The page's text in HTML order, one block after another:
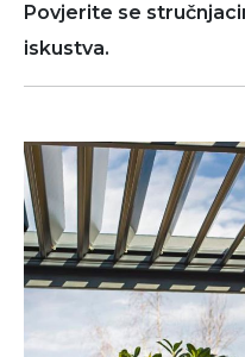
Povjerite se
iskustva.